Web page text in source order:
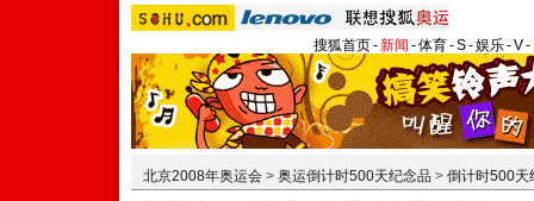
搜狐首页-新闻 -体育-S-娱乐-V-
北京2008年奥运会 > 奥运倒计时500天纪念品 > 倒计时500天